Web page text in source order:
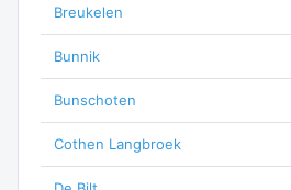
Breukelen
Bunnik
Bunschoten
Cothen Langbroek